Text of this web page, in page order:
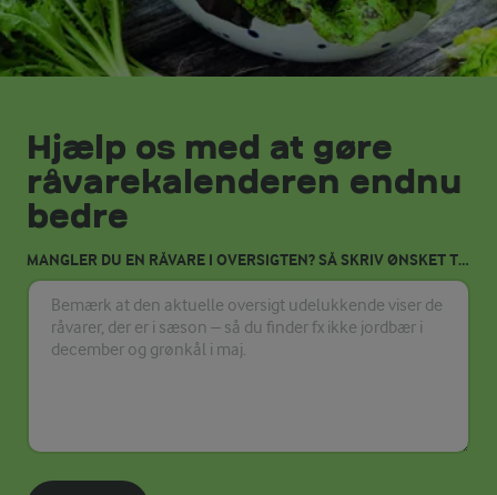
Hjælp os med at gøre
råvarekalenderen endnu
bedre
MANGLER DU EN RÅVARE I OVERSIGTEN? SÅ SKRIV ØNSKET TIL OS HER.